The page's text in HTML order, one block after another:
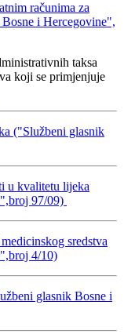
računima za
i Hercegovine",
taksa
koji se primjenjuje
("Službeni glasnik
u kvalitetu lijeka
97/09)
sredstva
4/10)
glasnik Bosne i